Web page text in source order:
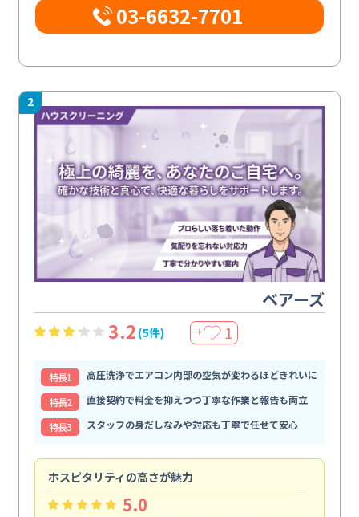
03-6632-7701
2
ベアーズ
3.2 (5件) ＋ 1
特⻑1
高圧洗浄でエアコン内部の空気が変わるほどきれいに
特⻑2
直接契約で料金を抑えつつ丁寧な作業と報告も両立
特⻑3
スタッフの身だしなみや対応も丁寧で任せて安心
ホスピタリティの高さが魅力
5.0